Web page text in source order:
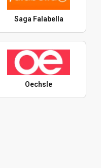
Saga Falabella
Oechsle